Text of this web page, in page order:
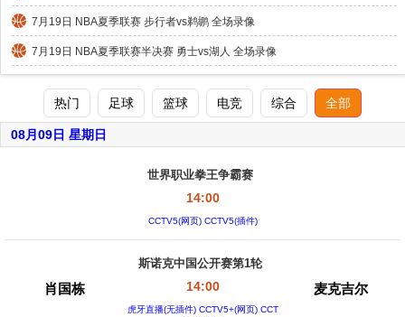
7月19日 NBA夏季联赛 步行者vs鹈鹕 全场录像
7月19日 NBA夏季联赛半决赛 勇士vs湖人 全场录像
热门 足球 篮球 电竞 综合 全部
08月09日 星期日
世界职业拳王争霸赛
14:00
CCTV5(网页) CCTV5(插件)
肖国栋
斯诺克中国公开赛第1轮
14:00
虎牙直播(无插件) CCTV5+(网页) CCT
麦克吉尔